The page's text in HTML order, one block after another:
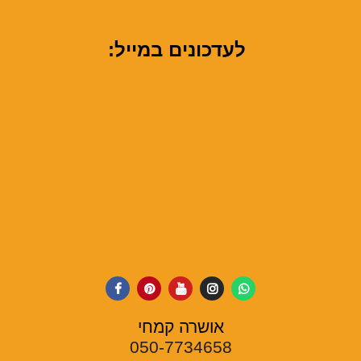
לעדכונים במייל:
אושרה קמחי
050-7734658